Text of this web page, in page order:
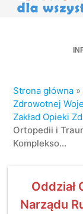
Strona główna »
Zdrowotnej
Zakład Opieki
Ortopedii i
Komplekso...
Oddział
Narządu